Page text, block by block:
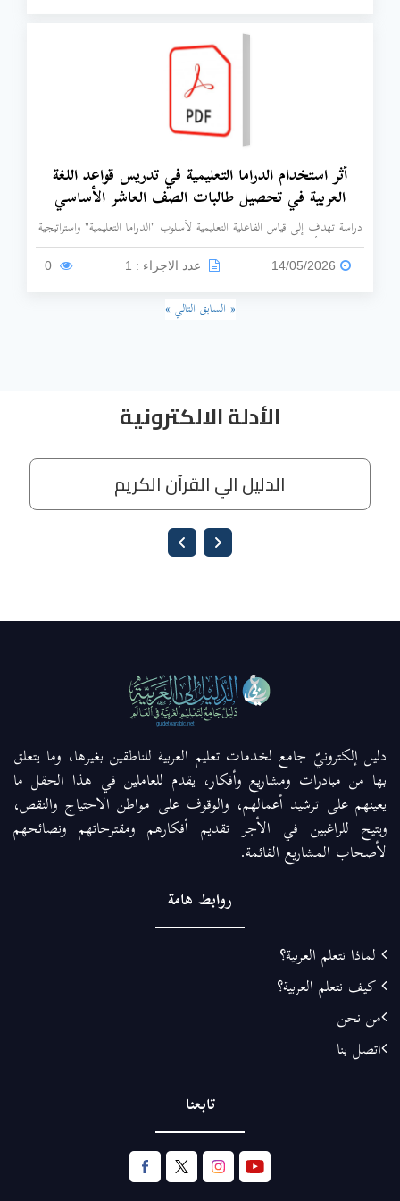
أثر استخدام الدراما التعليمية في تدريس قواعد اللغة
العربية في تحصيل طالبات الصف العاشر الأساسي
دراسة تهدف إلى قياس الفاعلية التعليمية لأسلوب "الدراما التعليمية" واستراتيجية
لعب الأدوار في التغلب على جفاف وصعوبة المادة النحوية ورفع مستوى
التحصيل الدراسي في قواعد اللغة العربية.14/05/2026 عدد الاجزاء : 1
« السابق التالي »
دليل إلكترونيّ جامع لخدمات تعليم العربية للناطقين بغيرها، وما يتعلق
بها من مبادرات ومشاريع وأفكار، يقدم للعاملين في هذا الحقل ما
يعينهم على ترشيد أعمالهم، والوقوف على مواطن الاحتياج والنقص،
ويتيح للراغبين في الأجر تقديم أفكارهم ومقترحاتهم ونصائحهم
لأصحاب المشاريع القائمة.
روابط هامة
لماذا نتعلم العربية؟
كيف نتعلم العربية؟
من نحن
اتصل بنا
تابعنا